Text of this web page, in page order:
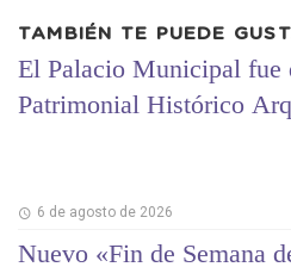
TAMBIÉN TE PUEDE
El Palacio Municipal fue
Patrimonial Histórico
6 de agosto de 2026
Nuevo «Fin de Semana